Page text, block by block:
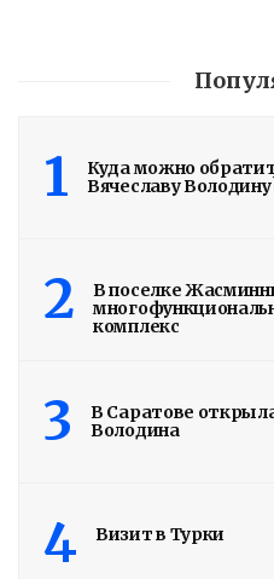
1
Куда можно
Вячеславу
2
В поселке
комплекс
3
В Саратове
Володина
4 Визит в Турки